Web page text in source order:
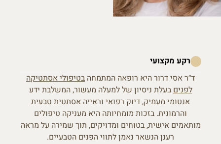
רקע מקצועי
ד״ר אסי דרור היא רופאה המתמחה בטיפולי אסתטיקה
לפניםבעלת ניסיון של למעלה מעשור, המשלבת ידע
אנטומי מעמיק, דיוק רפואי וראייה אסתטית טבעית
והרמונית. בזכות מומחיותה היא מעניקה טיפולים
מותאמים אישית, בטוחים ומדויקים, תוך שמירה על מראה
רענן הנשאר נאמן לתווי הפנים הטבעיים.